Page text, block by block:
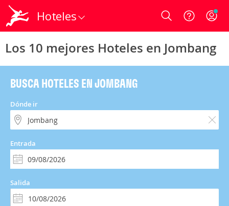
Hoteles Login
Los 10 mejores Hoteles en Jombang
BUSCA HOTELES EN JOMBANG
Dónde ir
Entrada
Salida